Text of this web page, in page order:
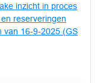
inzicht in proces
reserveringen
van 16-9-2025 (GS